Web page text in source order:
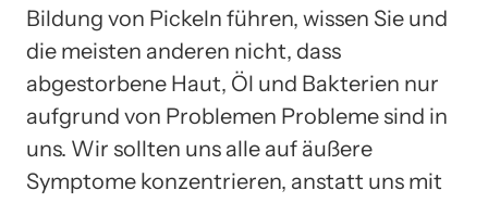
Bildung von Pickeln führen, wissen Sie und
die meisten anderen nicht, dass
abgestorbene Haut, Öl und Bakterien nur
aufgrund von Problemen Probleme sind in
uns. Wir sollten uns alle auf äußere
Symptome konzentrieren, anstatt uns mit